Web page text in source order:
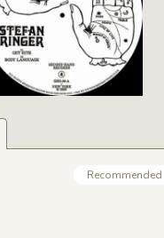
Recommended